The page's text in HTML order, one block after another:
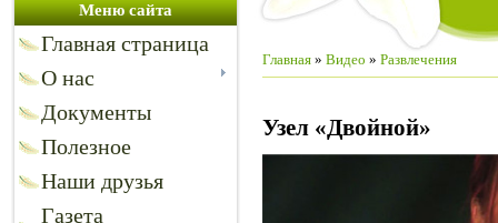
Меню сайта
Главная страница
О нас
Документы
Полезное
Наши друзья
Газета
Главная » Видео » Развлечения
Узел «Двойной»